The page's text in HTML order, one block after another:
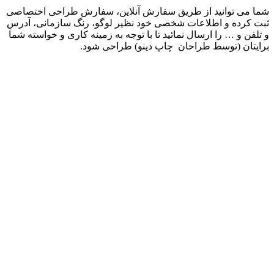
شما می توانید از طریق سفارش آنلاین، سفارش طراحی اختصاصی
ثبت کرده و اطلاعات شخصی خود نظیر لوگو، رنگ سازمانی، آدرس
و تلفن و … را ارسال نمائید تا با توجه به زمینه کاری و خواسته شما
برایتان (توسط طراحان چاپ دینو) طراحی شود.